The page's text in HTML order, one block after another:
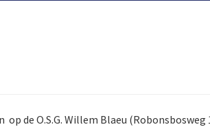
de O.S.G. Willem Blaeu